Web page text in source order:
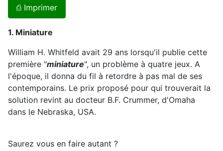
⎙ Imprimer
1. Miniature
William H. Whitfeld avait 29 ans lorsqu'il publie cette
première "miniature", un problème à quatre jeux. A
l'époque, il donna du fil à retordre à pas mal de ses
contemporains. Le prix proposé pour qui trouverait la
solution revint au docteur B.F. Crummer, d'Omaha
dans le Nebraska, USA.
Saurez vous en faire autant ?